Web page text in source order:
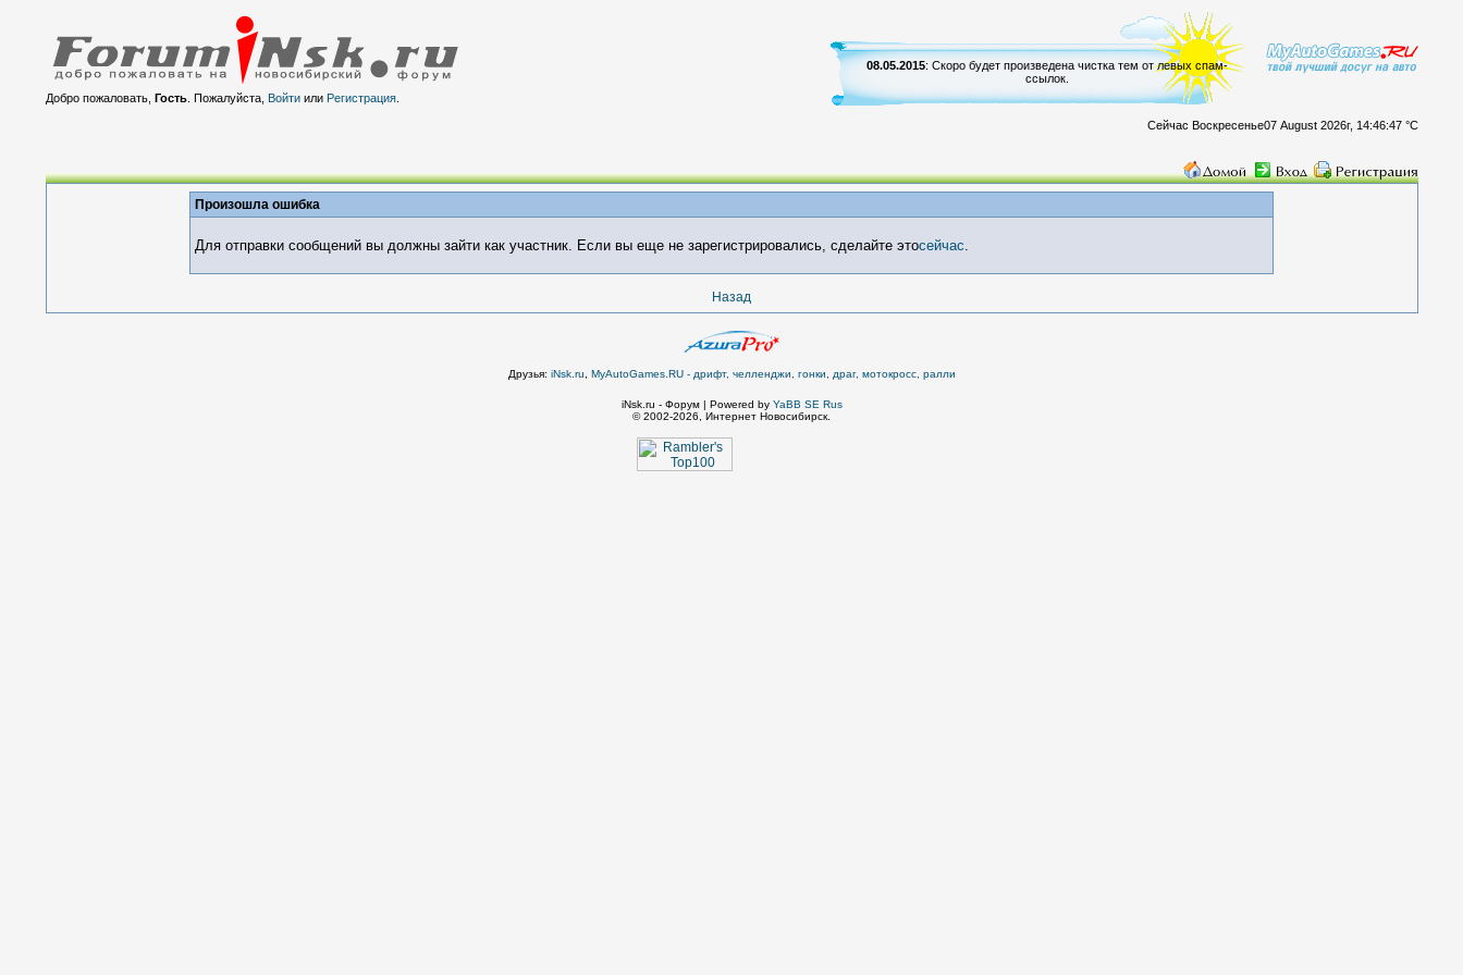
08.05.2015: Скоро будет произведена чистка тем от левых спам-
ссылок.
Добро пожаловать, Гость. Пожалуйста, Войтиили Регистрация.
Сейчас Воскресенье07 August 2026г, 14:46:47 °C
Произошла ошибка
Для отправки сообщений вы должны зайти как участник. Если вы еще не зарегистрировались, сделайте этосейчас.
Назад
Друзья: iNsk.ru MyAutoGames.RU - дрифт, челленджи, гонки, драг, мотокросс, ралли
iNsk.ru - Форум | Powered by YaBB SE Rus
© 2002-2026, Интернет Новосибирск.